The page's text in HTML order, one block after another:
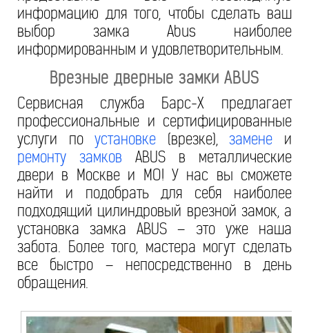
информацию для того, чтобы сделать ваш
выбор замка Abus наиболее
информированным и удовлетворительным.
Врезные дверные замки ABUS
Сервисная служба Барс-Х предлагает
профессиональные и сертифицированные
услуги поустановке (врезке), замене и
ремонту замков ABUS в металлические
двери в Москве и МО! У нас вы сможете
найти и подобрать для себя наиболее
подходящий цилиндровый врезной замок, а
установка замка ABUS – это уже наша
забота. Более того, мастера могут сделать
все быстро – непосредственно в день
обращения.